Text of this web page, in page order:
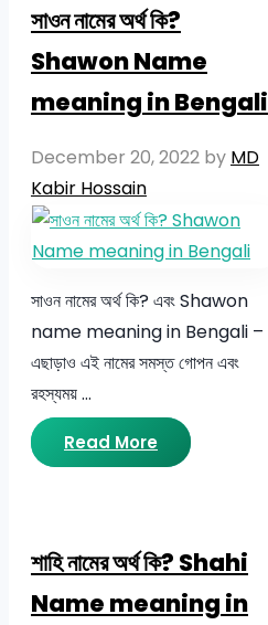
সাওন নামের অর্থ কি?
Shawon Name
meaning in Bengali
December 20, 2022 by MD
Kabir Hossain
সাওন নামের অর্থ কি? এবং Shawon
name meaning in Bengali –
এছাড়াও এই নামের সমস্ত গোপন এবং
রহস্যময় …
Read More
শাহি নামের অর্থ কি? Shahi
Name meaning in